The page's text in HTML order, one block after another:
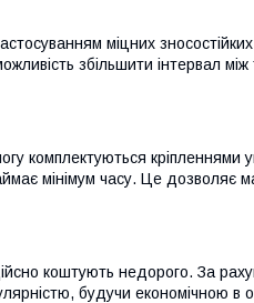
міцних
збільшити інтервал між
комплектуються кріпленнями
мінімум часу. Це дозволяє
коштують недорого. За
будучи економічною в